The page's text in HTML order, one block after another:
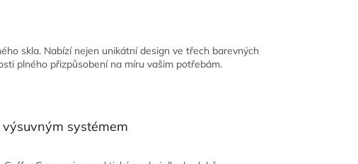
skla. Nabízí nejen unikátní design ve třech barevných
plného přizpůsobení na míru vašim potřebám.
systémem